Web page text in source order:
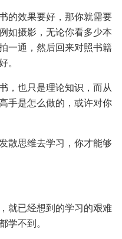
的效果要好，那你就需要
如摄影，无论你看多少本
一通，然后回来对照书籍
，也只是理论知识，而从
手是怎么做的，或许对你
散思维去学习，你才能够
就已经想到的学习的艰难
学不到。